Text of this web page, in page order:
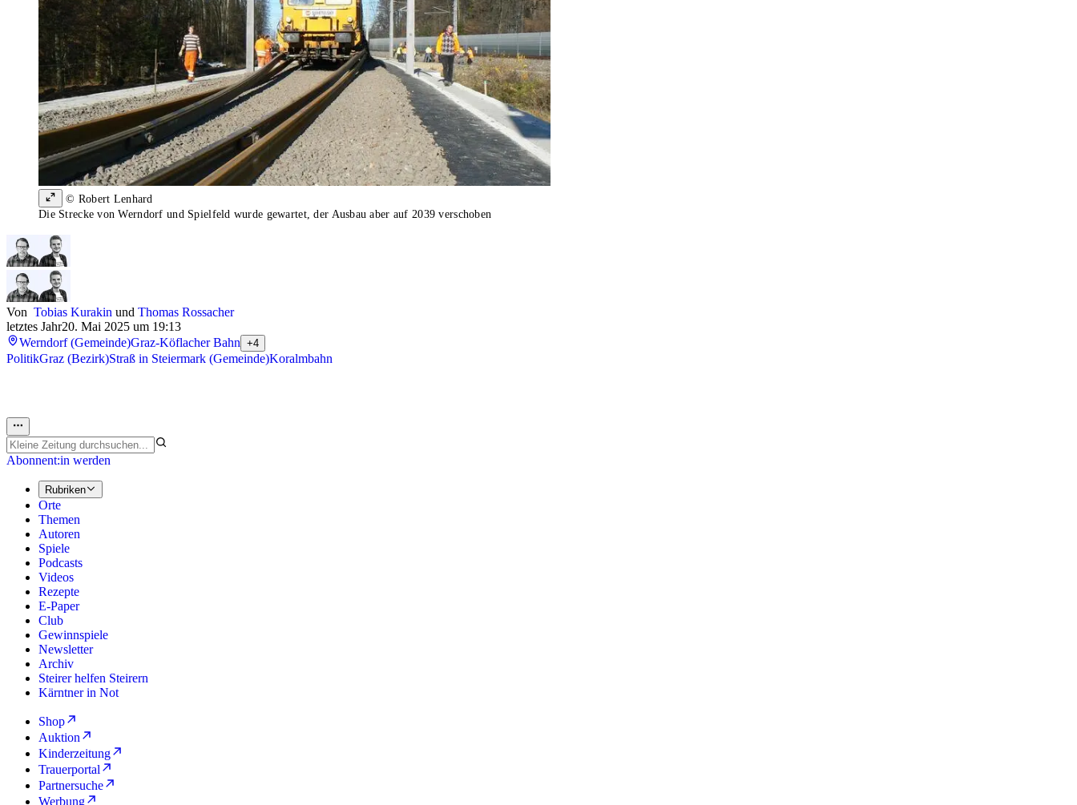
© Robert Lenhard
Die Strecke von Werndorf und Spielfeld wurde gewartet, der Ausbau aber auf 2039 verschoben
Von Tobias Kurakin und Thomas Rossacher
letztes Jahr20. Mai 2025 um 19:13
Werndorf (Gemeinde)Graz-Köflacher Bahn +4
PolitikGraz (Bezirk)Straß in Steiermark (Gemeinde)Koralmbahn
Abonnent:in werden
Rubriken
Orte
Themen
Autoren
Spiele
Podcasts
Videos
Rezepte
E-Paper
Club
Gewinnspiele
Newsletter
Archiv
Steirer helfen Steirern
Kärntner in Not
Shop
Auktion
Kinderzeitung
Trauerportal
Partnersuche
Werbung